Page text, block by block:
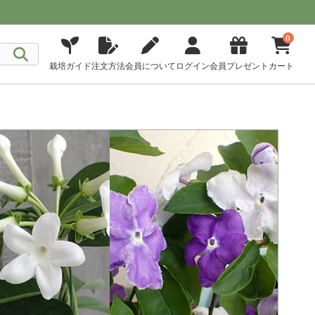
栽培ガイド注文方法会員について ログイン会員プレゼント
0
カート